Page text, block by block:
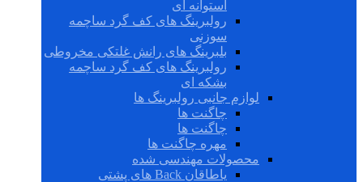
استوانه ای
رولبرینگ های کف گرد ساچمه
سوزنی
بلبرینگ های رانش غلتکی مخروطی
رولبرینگ های کف گرد ساچمه
بشکه ای
لوازم جانبی رولبرینگ ها
چاگنت ها
چاگنت ها
مهره چاگنت ها
محصولات مهندسی شده
یاطاقان Back های پشتی